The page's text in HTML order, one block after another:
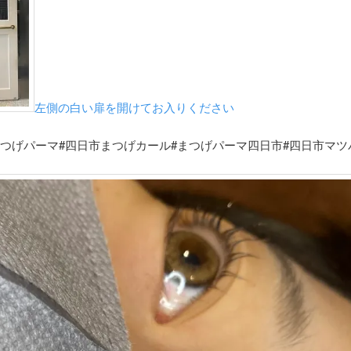
左側の白い扉を開けてお入りください
げパーマ#四日市まつげカール#まつげパーマ四日市#四日市マツ